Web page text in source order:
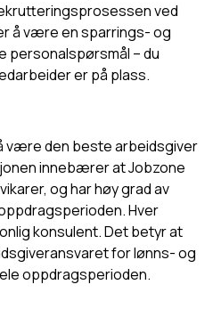
ved
å være en sparrings- og
personalspørsmål – du
er på plass.
være den beste arbeidsgiver
innebærer at Jobzone
og har høy grad av
Hver
konsulent. Det betyr at
for lønns- og
oppdragsperioden.